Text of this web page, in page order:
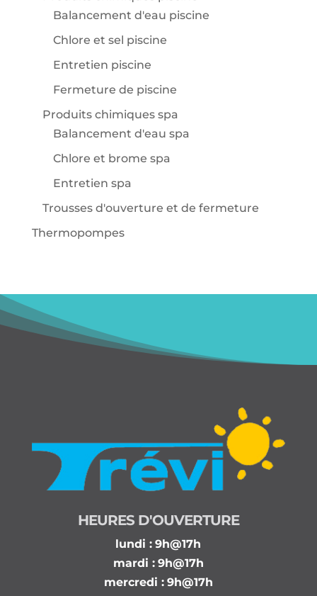
Balancement d'eau piscine
Chlore et sel piscine
Entretien piscine
Fermeture de piscine
Produits chimiques spa
Balancement d'eau spa
Chlore et brome spa
Entretien spa
Trousses d'ouverture et de fermeture
Thermopompes
HEURES D'OUVERTURE
lundi : 9h@17h
mardi : 9h@17h
mercredi : 9h@17h